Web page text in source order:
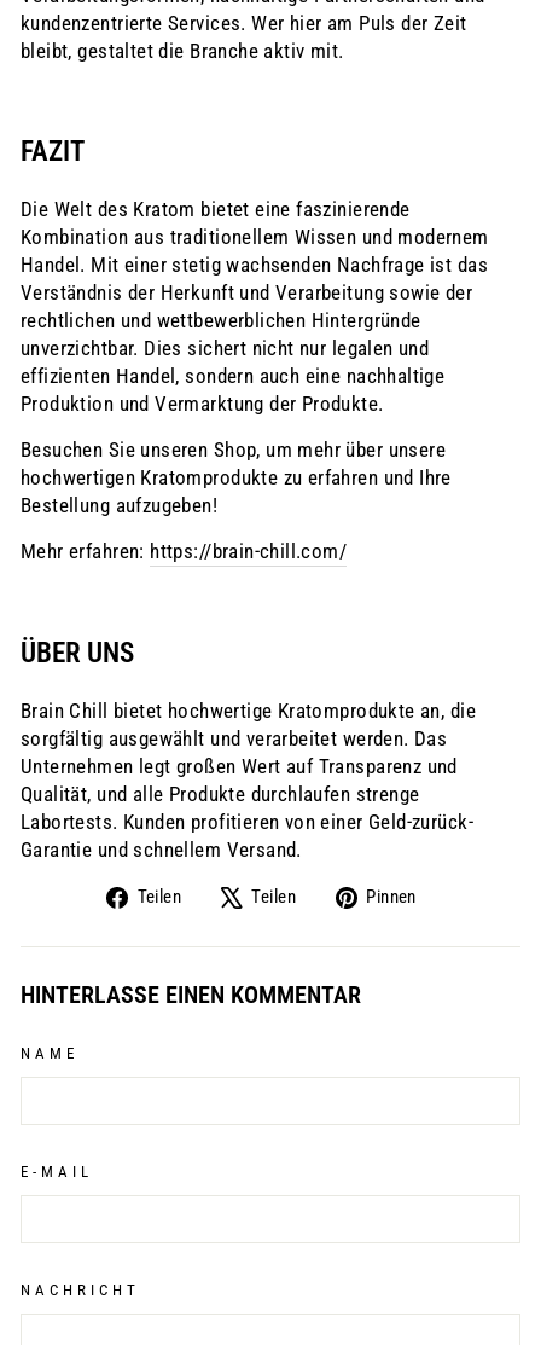
kundenzentrierte Services. Wer hier am Puls der Zeit
bleibt, gestaltet die Branche aktiv mit.
FAZIT
Die Welt des Kratom bietet eine faszinierende
Kombination aus traditionellem Wissen und modernem
Handel. Mit einer stetig wachsenden Nachfrage ist das
Verständnis der Herkunft und Verarbeitung sowie der
rechtlichen und wettbewerblichen Hintergründe
unverzichtbar. Dies sichert nicht nur legalen und
effizienten Handel, sondern auch eine nachhaltige
Produktion und Vermarktung der Produkte.
Besuchen Sie unseren Shop, um mehr über unsere
hochwertigen Kratomprodukte zu erfahren und Ihre
Bestellung aufzugeben!
Mehr erfahren: https://brain-chill.com/
ÜBER UNS
Brain Chill bietet hochwertige Kratomprodukte an, die
sorgfältig ausgewählt und verarbeitet werden. Das
Unternehmen legt großen Wert auf Transparenz und
Qualität, und alle Produkte durchlaufen strenge
Labortests. Kunden profitieren von einer Geld-zurück-
Garantie und schnellem Versand.
Teilen
Auf
teilen
Teilen
Auf
twittern
Pinnen
pinnen
HINTERLASSE EINEN KOMMENTAR
NAME
E-MAIL
NACHRICHT